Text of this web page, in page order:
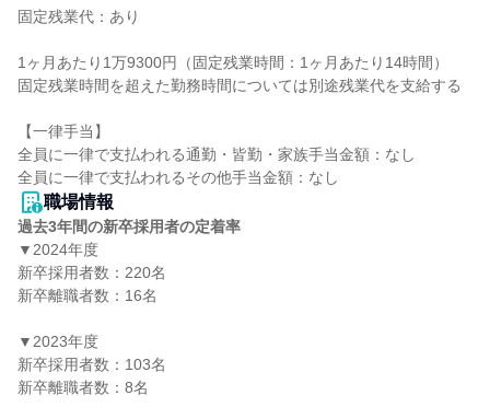
固定残業代：あり
1ヶ月あたり1万9300円（固定残業時間：1ヶ月あたり14時間）
固定残業時間を超えた勤務時間については別途残業代を支給する
【一律手当】
全員に一律で支払われる通勤・皆勤・家族手当金額：なし
職場情報
過去3年間の新卒採用者の定着率
▼2024年度
新卒採用者数：220名
新卒離職者数：16名
▼2023年度
新卒採用者数：103名
新卒離職者数：8名